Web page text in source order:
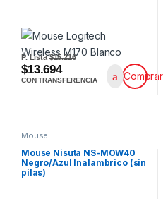
P. Lista$15.216
$13.694
CON TRANSFERENCIA Comprar
Mouse
Mouse Nisuta NS-MOW40
Negro/Azul Inalambrico (sin
pilas)